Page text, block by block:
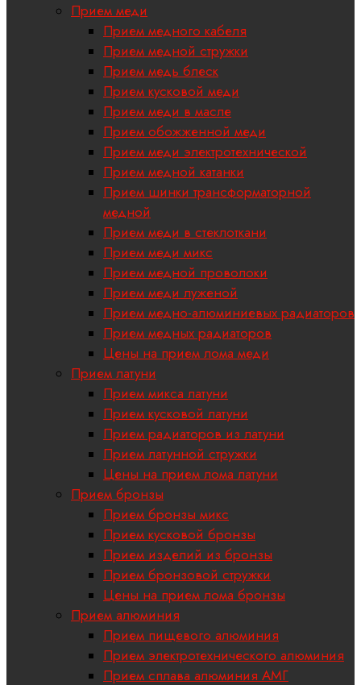
Прием меди
Прием медного кабеля
Прием медной стружки
Прием медь блеск
Прием кусковой меди
Прием меди в масле
Прием обожженной меди
Прием меди электротехнической
Прием медной катанки
Прием шинки трансформаторной
медной
Прием меди в стеклоткани
Прием меди микс
Прием медной проволоки
Прием меди луженой
Прием медно-алюминиевых радиаторов
Прием медных радиаторов
Цены на прием лома меди
Прием латуни
Прием микса латуни
Прием кусковой латуни
Прием радиаторов из латуни
Прием латунной стружки
Цены на прием лома латуни
Прием бронзы
Прием бронзы микс
Прием кусковой бронзы
Прием изделий из бронзы
Прием бронзовой стружки
Цены на прием лома бронзы
Прием алюминия
Прием пищевого алюминия
Прием электротехнического алюминия
Прием сплава алюминия АМГ